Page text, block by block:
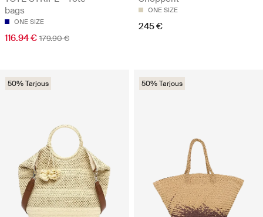
bags
ONE SIZE
116.94 € 179.90 €
ONE SIZE
245 €
50% Tarjous 50% Tarjous